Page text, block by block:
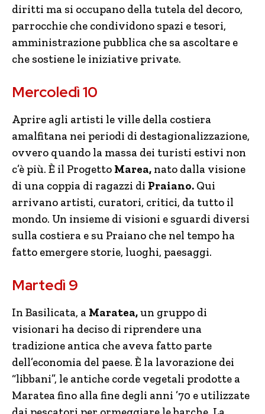
diritti ma si occupano della tutela del decoro,
parrocchie che condividono spazi e tesori,
amministrazione pubblica che sa ascoltare e
che sostiene le iniziative private.
Mercoledì 10
Aprire agli artisti le ville della costiera
amalfitana nei periodi di destagionalizzazione,
ovvero quando la massa dei turisti estivi non
c’è più. È il Progetto Marea, nato dalla visione
di una coppia di ragazzi di Praiano. Qui
arrivano artisti, curatori, critici, da tutto il
mondo. Un insieme di visioni e sguardi diversi
sulla costiera e su Praiano che nel tempo ha
fatto emergere storie, luoghi, paesaggi.
Martedì 9
In Basilicata, a Maratea,un gruppo di
visionari ha deciso di riprendere una
tradizione antica che aveva fatto parte
dell’economia del paese. È la lavorazione dei
“libbani”, le antiche corde vegetali prodotte a
Maratea fino alla fine degli anni ’70 e utilizzate